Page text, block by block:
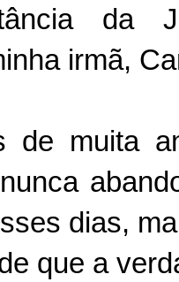
da
irmã,
de muita
dias,
que a